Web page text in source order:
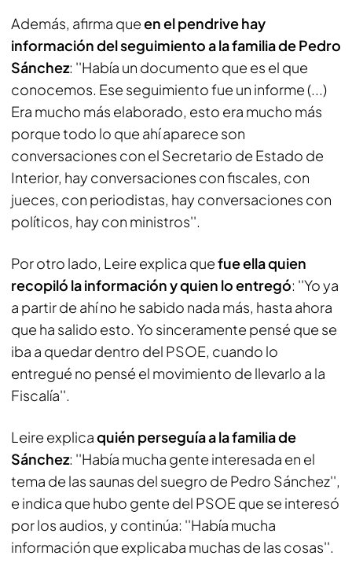
Además, afirma queen el pendrive hay
información del seguimiento a la familia de Pedro
Sánchez: ''Había un documento que es el que
conocemos. Ese seguimiento fue un informe (...)
Era mucho más elaborado, esto era mucho más
porque todo lo que ahí aparece son
conversaciones con el Secretario de Estado de
Interior, hay conversaciones con fiscales, con
jueces, con periodistas, hay conversaciones con
políticos, hay con ministros''.
Por otro lado, Leire explica quefue ella quien
recopiló la información y quien lo entregó: ''Yo ya
a partir de ahí no he sabido nada más, hasta ahora
que ha salido esto. Yo sinceramente pensé que se
iba a quedar dentro del PSOE, cuando lo
entregué no pensé el movimiento de llevarlo a la
Fiscalía''.
Leire explicaquién perseguía a la familia de
Sánchez: ''Había mucha gente interesada en el
tema de las saunas del suegro de Pedro Sánchez'',
e indica que hubo gente del PSOE que se interesó
por los audios, y continúa: ''Había mucha
información que explicaba muchas de las cosas''.